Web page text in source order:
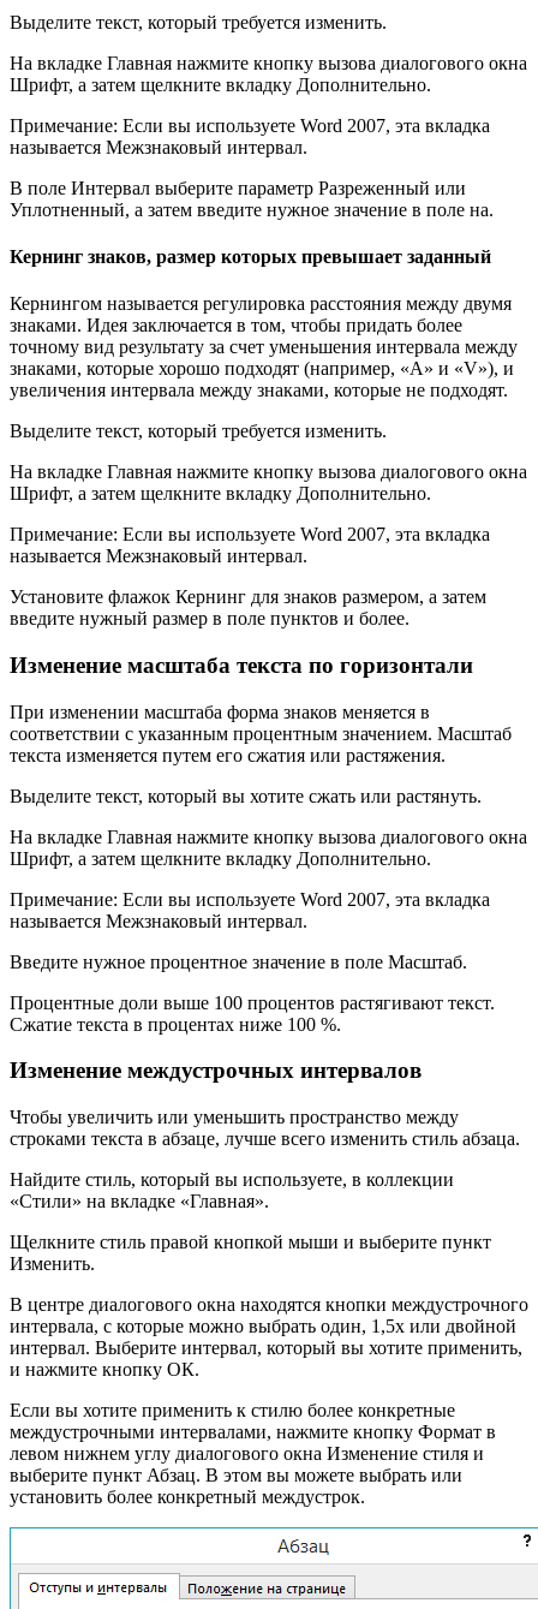
Выделите текст, который требуется изменить.
На вкладке Главная нажмите кнопку вызова диалогового окна
Шрифт, а затем щелкните вкладку Дополнительно.
Примечание: Если вы используете Word 2007, эта вкладка
называется Межзнаковый интервал.
В поле Интервал выберите параметр Разреженный или
Уплотненный, а затем введите нужное значение в поле на.
Кернинг знаков, размер которых превышает заданный
Кернингом называется регулировка расстояния между двумя
знаками. Идея заключается в том, чтобы придать более
точному вид результату за счет уменьшения интервала между
знаками, которые хорошо подходят (например, «A» и «V»), и
увеличения интервала между знаками, которые не подходят.
Выделите текст, который требуется изменить.
На вкладке Главная нажмите кнопку вызова диалогового окна
Шрифт, а затем щелкните вкладку Дополнительно.
Примечание: Если вы используете Word 2007, эта вкладка
называется Межзнаковый интервал.
Установите флажок Кернинг для знаков размером, а затем
введите нужный размер в поле пунктов и более.
Изменение масштаба текста по горизонтали
При изменении масштаба форма знаков меняется в
соответствии с указанным процентным значением. Масштаб
текста изменяется путем его сжатия или растяжения.
Выделите текст, который вы хотите сжать или растянуть.
На вкладке Главная нажмите кнопку вызова диалогового окна
Шрифт, а затем щелкните вкладку Дополнительно.
Примечание: Если вы используете Word 2007, эта вкладка
называется Межзнаковый интервал.
Введите нужное процентное значение в поле Масштаб.
Процентные доли выше 100 процентов растягивают текст.
Сжатие текста в процентах ниже 100 %.
Изменение междустрочных интервалов
Чтобы увеличить или уменьшить пространство между
строками текста в абзаце, лучше всего изменить стиль абзаца.
Найдите стиль, который вы используете, в коллекции
«Стили» на вкладке «Главная».
Щелкните стиль правой кнопкой мыши и выберите пункт
Изменить.
В центре диалогового окна находятся кнопки междустрочного
интервала, с которые можно выбрать один, 1,5x или двойной
интервал. Выберите интервал, который вы хотите применить,
и нажмите кнопку ОК.
Если вы хотите применить к стилю более конкретные
междустрочными интервалами, нажмите кнопку Формат в
левом нижнем углу диалогового окна Изменение стиля и
выберите пункт Абзац. В этом вы можете выбрать или
установить более конкретный междустрок.